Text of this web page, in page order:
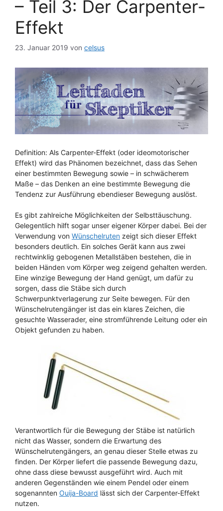
– Teil 3: Der Carpenter-
Effekt
23. Januar 2019 von celsus
Definition: Als Carpenter-Effekt (oder ideomotorischer
Effekt) wird das Phänomen bezeichnet, dass das Sehen
einer bestimmten Bewegung sowie – in schwächerem
Maße – das Denken an eine bestimmte Bewegung die
Tendenz zur Ausführung ebendieser Bewegung auslöst.
Es gibt zahlreiche Möglichkeiten der Selbsttäuschung.
Gelegentlich hilft sogar unser eigener Körper dabei. Bei der
Verwendung von Wünschelruten zeigt sich dieser Effekt
besonders deutlich. Ein solches Gerät kann aus zwei
rechtwinklig gebogenen Metallstäben bestehen, die in
beiden Händen vom Körper weg zeigend gehalten werden.
Eine winzige Bewegung der Hand genügt, um dafür zu
sorgen, dass die Stäbe sich durch
Schwerpunktverlagerung zur Seite bewegen. Für den
Wünschelrutengänger ist das ein klares Zeichen, die
gesuchte Wasserader, eine stromführende Leitung oder ein
Objekt gefunden zu haben.
Verantwortlich für die Bewegung der Stäbe ist natürlich
nicht das Wasser, sondern die Erwartung des
Wünschelrutengängers, an genau dieser Stelle etwas zu
finden. Der Körper liefert die passende Bewegung dazu,
ohne dass diese bewusst ausgeführt wird. Auch mit
anderen Gegenständen wie einem Pendel oder einem
sogenannten Ouija-Board lässt sich der Carpenter-Effekt
nutzen.